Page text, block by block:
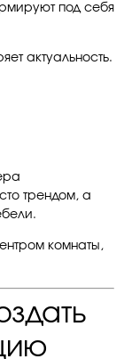
под себя
актуальность.
трендом, а
комнаты,